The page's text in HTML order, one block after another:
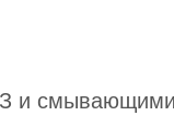
и смывающими